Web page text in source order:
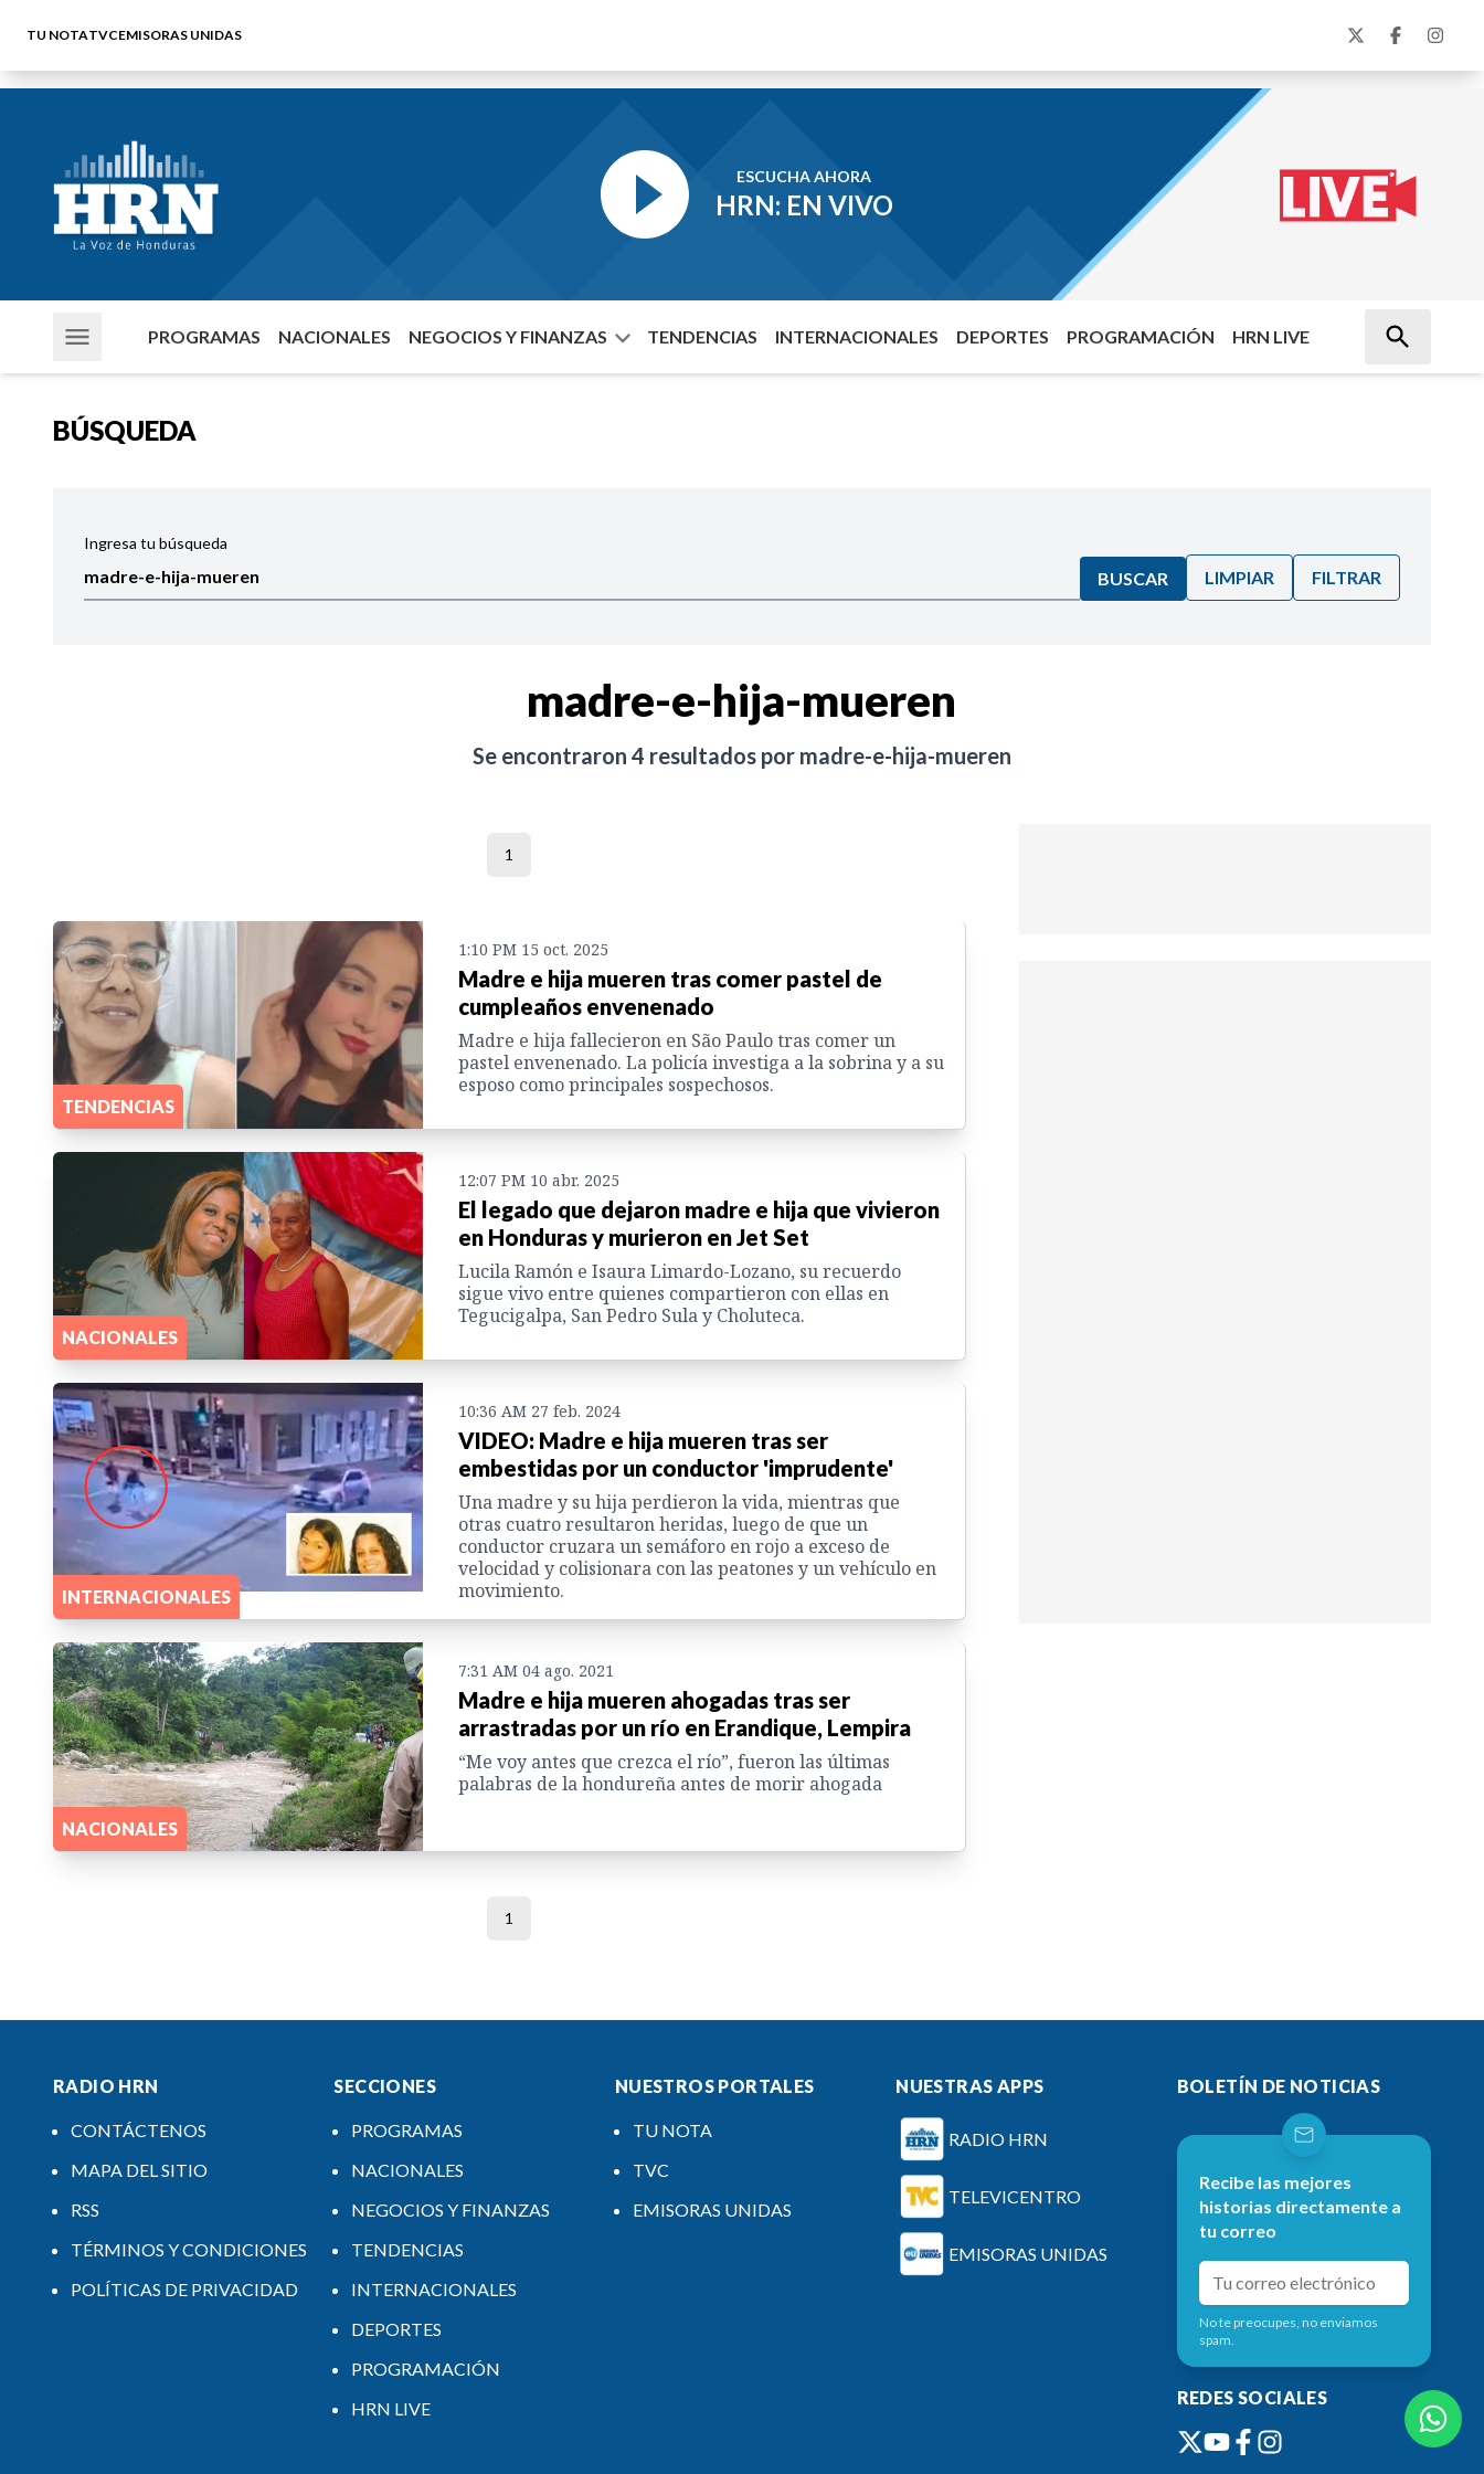
TU NOTATVCEMISORAS UNIDAS
ESCUCHA AHORA
HRN: EN VIVO
PROGRAMAS NACIONALES NEGOCIOS Y FINANZAS TENDENCIAS INTERNACIONALES DEPORTES PROGRAMACIÓN HRN LIVE
BÚSQUEDA
Ingresa tu búsqueda
BUSCAR LIMPIAR FILTRAR
madre-e-hija-mueren
Se encontraron 4 resultados por madre-e-hija-mueren
1
TENDENCIAS
1:10 PM 15 oct. 2025
Madre e hija mueren tras comer pastel de
cumpleaños envenenado
Madre e hija fallecieron en São Paulo tras comer un
pastel envenenado. La policía investiga a la sobrina y a su
esposo como principales sospechosos.
NACIONALES
12:07 PM 10 abr. 2025
El legado que dejaron madre e hija que vivieron
en Honduras y murieron en Jet Set
Lucila Ramón e Isaura Limardo-Lozano, su recuerdo
sigue vivo entre quienes compartieron con ellas en
Tegucigalpa, San Pedro Sula y Choluteca.
INTERNACIONALES
10:36 AM 27 feb. 2024
VIDEO: Madre e hija mueren tras ser
embestidas por un conductor 'imprudente'
Una madre y su hija perdieron la vida, mientras que
otras cuatro resultaron heridas, luego de que un
conductor cruzara un semáforo en rojo a exceso de
velocidad y colisionara con las peatones y un vehículo en
movimiento.
NACIONALES
7:31 AM 04 ago. 2021
Madre e hija mueren ahogadas tras ser
arrastradas por un río en Erandique, Lempira
“Me voy antes que crezca el río”, fueron las últimas
palabras de la hondureña antes de morir ahogada
1
RADIO HRN
CONTÁCTENOS
MAPA DEL SITIO
RSS
TÉRMINOS Y CONDICIONES
POLÍTICAS DE PRIVACIDAD
SECCIONES
PROGRAMAS
NACIONALES
NEGOCIOS Y FINANZAS
TENDENCIAS
INTERNACIONALES
DEPORTES
PROGRAMACIÓN
HRN LIVE
NUESTROS PORTALES
TU NOTA
TVC
EMISORAS UNIDAS
NUESTRAS APPS
RADIO HRN
TELEVICENTRO
EMISORAS UNIDAS
BOLETÍN DE NOTICIAS
Recibe las mejores
historias directamente a
tu correo
No te preocupes, no enviamos
spam.
REDES SOCIALES